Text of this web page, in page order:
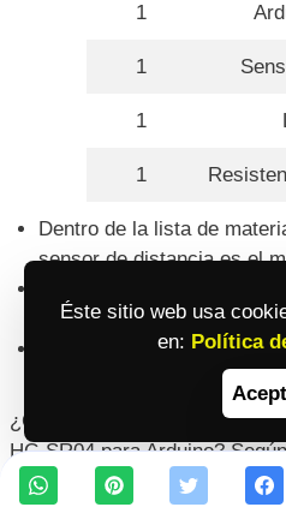
1
1
1
1
Dentro de la lista de
sensor de distancia es el
preferencia.
Finalmente, todo este
PROTOBOARD o tablilla
¿Cuáles son las
HC-SR04 para Arduino?
datasheet:
Éste sitio web usa
en: Política